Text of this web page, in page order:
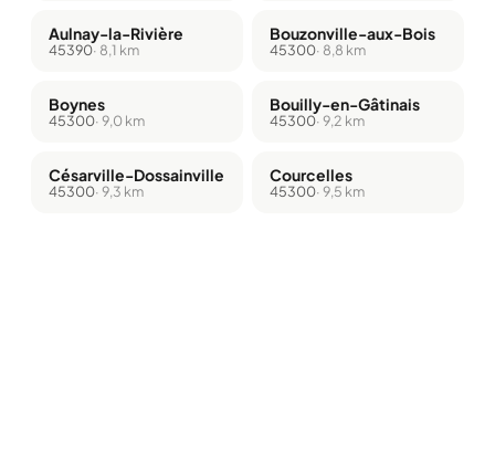
Aulnay-la-Rivière
45390· 8,1 km
Bouzonville-aux-Bois
45300· 8,8 km
Boynes
45300· 9,0 km
Bouilly-en-Gâtinais
45300· 9,2 km
Césarville-Dossainville
45300· 9,3 km
Courcelles
45300· 9,5 km